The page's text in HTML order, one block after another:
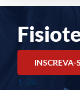
INSCREVA-
1-24